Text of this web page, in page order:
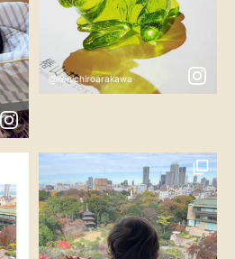
@kenichiroarakawa